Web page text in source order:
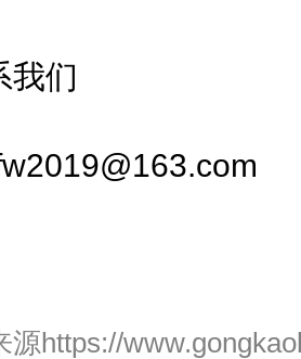
们
https://